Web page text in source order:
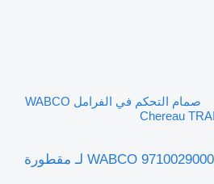
صمام التحكم في الفرامل WABCO
صمام التحكم في الفرامل WABCO 9710029000 لـ مقطورة